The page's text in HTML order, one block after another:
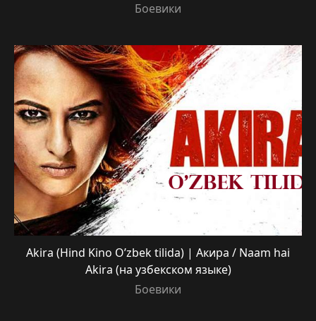
Боевики
Akira (Hind Kino O’zbek tilida) | Акира / Naam hai
Akira (на узбекском языке)
Боевики